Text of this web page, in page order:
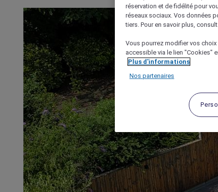
réservation et de fidélité pour
réseaux sociaux. Vos données
tiers. Pour en savoir plus,
Vous pourrez modifier vos
accessible via le lien "Cookies"
Plus d'informations
Nos partenaires